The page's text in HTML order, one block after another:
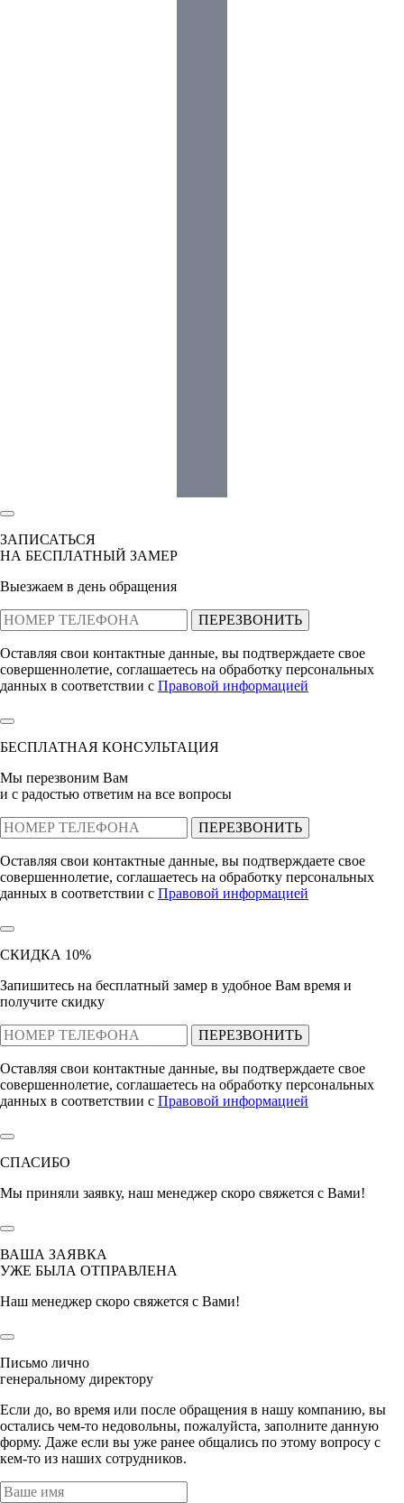
ЗАПИСАТЬСЯ
НА БЕСПЛАТНЫЙ ЗАМЕР
Выезжаем в день обращения
ПЕРЕЗВОНИТЬ
Оставляя свои контактные данные, вы подтверждаете свое
совершеннолетие, соглашаетесь на обработку персональных
данных в соответствии с Правовой информацией
БЕСПЛАТНАЯ КОНСУЛЬТАЦИЯ
Мы перезвоним Вам
и с радостью ответим на все вопросы
ПЕРЕЗВОНИТЬ
Оставляя свои контактные данные, вы подтверждаете свое
совершеннолетие, соглашаетесь на обработку персональных
данных в соответствии с Правовой информацией
СКИДКА 10%
Запишитесь на бесплатный замер в удобное Вам время и
получите скидку
ПЕРЕЗВОНИТЬ
Оставляя свои контактные данные, вы подтверждаете свое
совершеннолетие, соглашаетесь на обработку персональных
данных в соответствии с Правовой информацией
СПАСИБО
Мы приняли заявку, наш менеджер скоро свяжется с Вами!
ВАША ЗАЯВКА
УЖЕ БЫЛА ОТПРАВЛЕНА
Наш менеджер скоро свяжется с Вами!
Письмо лично
генеральному директору
Если до, во время или после обращения в нашу компанию, вы
остались чем-то недовольны, пожалуйста, заполните данную
форму. Даже если вы уже ранее общались по этому вопросу с
кем-то из наших сотрудников.